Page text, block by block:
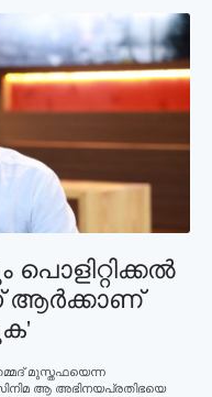
ആര്‍ക്കാണ്
മുസ്തഫയെന്ന
ആ അഭിനയപ്രതിഭയെ